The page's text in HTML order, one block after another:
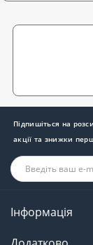
Підпишіться на
акції та знижки
Інформація